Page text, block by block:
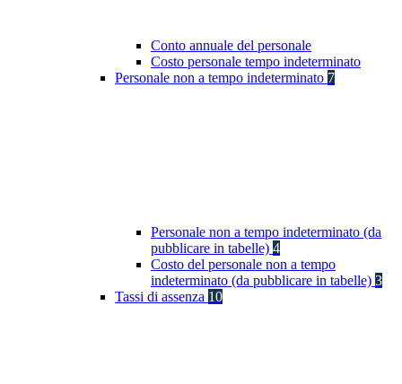
Conto annuale del personale
Costo personale tempo indeterminato
Personale non a tempo indeterminato 7
Personale non a tempo indeterminato (da
pubblicare in tabelle) 4
Costo del personale non a tempo
indeterminato (da pubblicare in tabelle) 3
Tassi di assenza 10